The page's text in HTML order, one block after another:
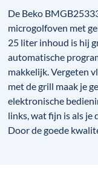
De Beko
microgolfoven met
25 liter inhoud is hij
automatische
makkelijk. Vergeten
met de grill maak je
elektronische
links, wat fijn is als je
Door de goede